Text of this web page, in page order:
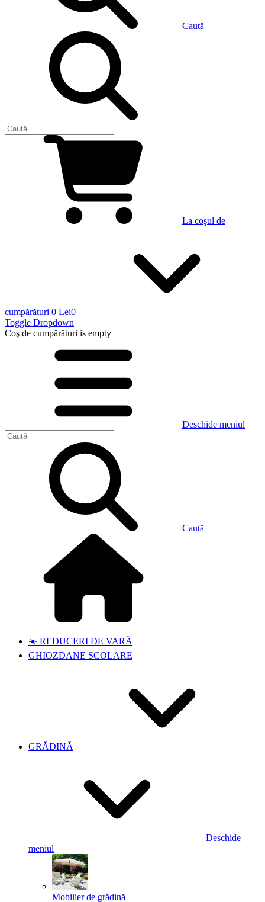
Caută
La coşul de
cumpărături 0 Lei0
Toggle Dropdown
Coş de cumpărături is empty
Deschide meniul
Caută
☀️ REDUCERI DE VARĂ
GHIOZDANE SCOLARE
GRĂDINĂ
Deschide
meniul
Mobilier de grădină